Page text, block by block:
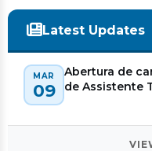
Latest Updates
MAR
09
Abertura de
de Assistente